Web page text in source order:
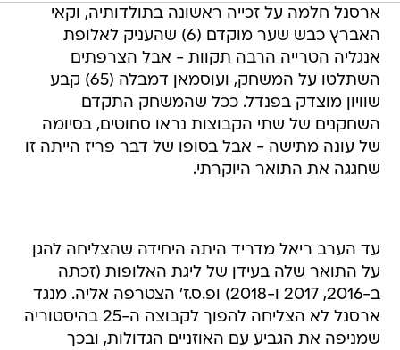
ארסנל חלמה על זכייה ראשונה בתולדותיה, וקאי
האברץ כבש שער מוקדם (6) שהעניק לאלופת
אנגליה הטרייה הרבה תקוות - אבל הצרפתים
השתלטו על המשחק, ועוסמאן דמבלה (65) קבע
שוויון מוצדק בפנדל. ככל שהמשחק התקדם
השחקנים של שתי הקבוצות נראו סחוטים, בסיומה
של עונה מתישה - אבל בסופו של דבר פריז הייתה זו
שחגגה את התואר היוקרתי.
עד הערב ריאל מדריד היתה היחידה שהצליחה להגן
על התואר שלה בעידן של ליגת האלופות (זכתה
ב-2016, 2017 ו-2018) ופ.ס.ז' הצטרפה אליה. מנגד
ארסנל לא הצליחה להפוך לקבוצה ה-25 בהיסטוריה
שמניפה את הגביע עם האוזניים הגדולות, ובכך